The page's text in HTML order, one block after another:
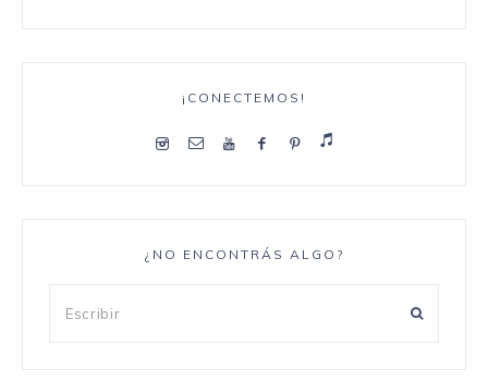
¡CONECTEMOS!
¿NO ENCONTRÁS ALGO?